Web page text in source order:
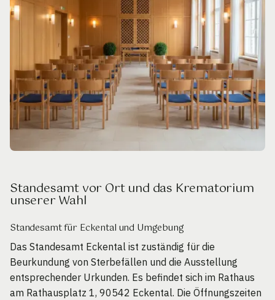
Standesamt vor Ort und das Krematorium
unserer Wahl
Standesamt für Eckental und Umgebung
Das Standesamt Eckental ist zuständig für die
Beurkundung von Sterbefällen und die Ausstellung
entsprechender Urkunden. Es befindet sich im Rathaus
am Rathausplatz 1, 90542 Eckental. Die Öffnungszeiten